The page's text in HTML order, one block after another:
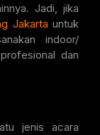
Jadi, jika
Jakarta untuk
indoor/
dan
jenis acara